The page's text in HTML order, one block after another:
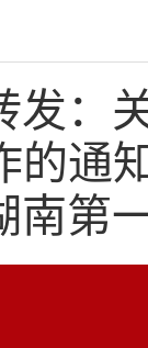
发：
的通
南第